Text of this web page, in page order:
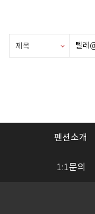
펜션소개
1:1문의